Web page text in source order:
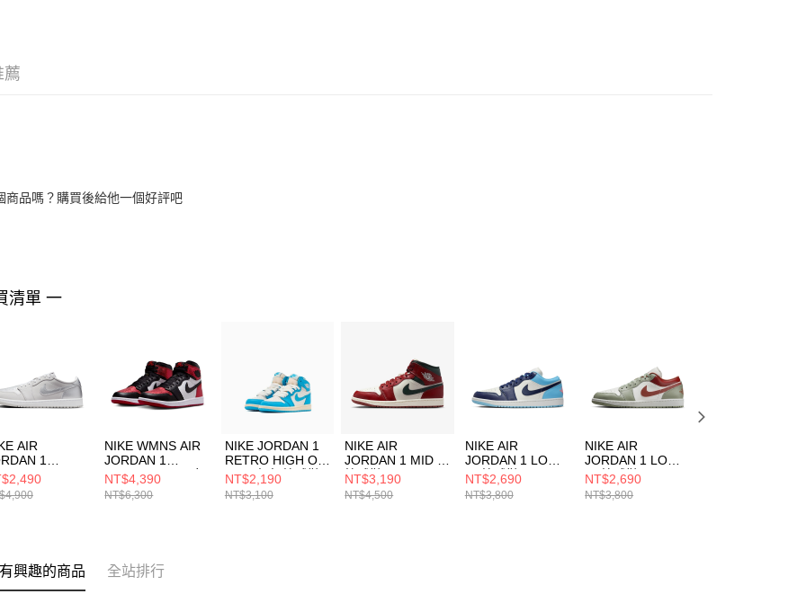
薦
商品嗎？購買後給他一個好評吧
清單 一
AIR
1
LOW OG
球鞋
NIKE WMNS AIR
JORDAN 1
RETRO HI OG 女
籃球鞋
FD2596602
NT$4,390
NT$6,300
NIKE JORDAN 1
RETRO HIGH OG
(PS) 中童 籃球鞋
FD1412402
NT$2,190
NT$3,100
NIKE AIR
JORDAN 1 MID 男
籃球鞋
DQ8426105
NT$3,190
NT$4,500
NIKE AIR
JORDAN 1 LOW
男 籃球鞋
553558149
NT$2,690
NT$3,800
NIKE AIR
JORDAN 1 LOW
男 籃球鞋
553558133
NT$2,690
NT$3,800
興趣的商品 全站排行